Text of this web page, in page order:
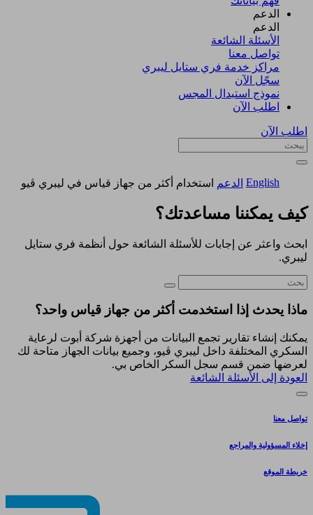
الدعم
الدعم
الأسئلة الشائعة
تواصل معنا
مراكز خدمة فري ستايل ليبري
سجّل الآن​
نموذج استبدال المجس
اطلب الآن
اطلب الآن
English الدعم استخدام أكثر من جهاز قياس في ليبري ڤيو
كيف يمكننا مساعدتك؟
ابحث واعثر عن إجابات للأسئلة الشائعة حول أنظمة فري ستايل
ليبري.
ماذا يحدث إذا استخدمت أكثر من جهاز قياس واحد؟
يمكنك إنشاء تقارير تجمع البيانات من أجهزة شركة أبوت لرعاية
السكري المختلفة داخل ليبري ڤيو، وجميع بيانات الجهاز متاحة لك
لعرضها ضمن قسم سجل السكر الخاص بي.
العودة إلى الأسئلة الشائعة
تواصل معنا
إخلاء المسؤولية والمراجع
خريطة الموقع